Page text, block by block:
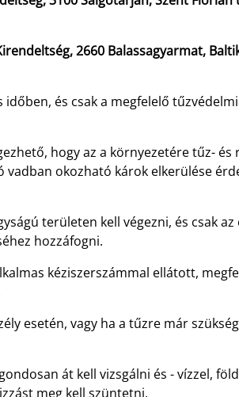
2660 Balassagyarmat,
és csak a megfelelő
hogy az a környezetére tűz-
okozható károk elkerülése
területen kell végezni, és csak az
hozzáfogni.
kéziszerszámmal ellátott,
esetén, vagy ha a tűzre már
át kell vizsgálni és - vízzel,
meg kell szüntetni.